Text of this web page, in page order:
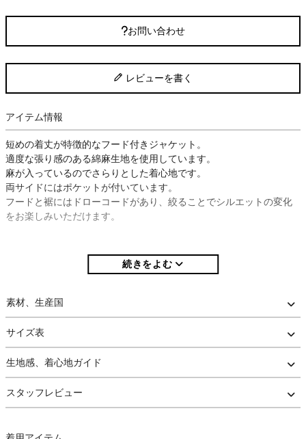
お問い合わせ
レビューを書く
アイテム情報
短めの着丈が特徴的なフード付きジャケット。
適度な張り感のある綿麻生地を使用しています。
麻が入っているのでさらりとした着心地です。
両サイドにはポケットが付いています。
フードと裾にはドローコードがあり、絞ることでシルエットの変化
をお楽しみいただけます。
素材、生産国
サイズ表
生地感、着心地ガイド
スタッフレビュー